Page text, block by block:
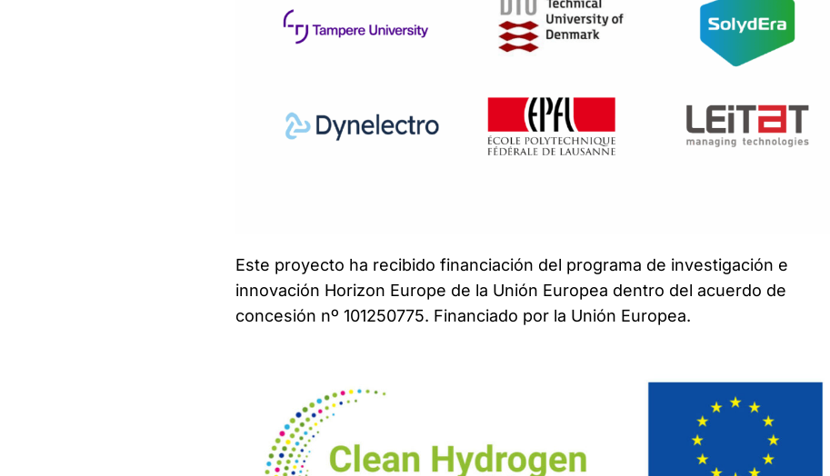
Este proyecto ha recibido financiación del programa de investigación e
innovación Horizon Europe de la Unión Europea dentro del acuerdo de
concesión nº 101250775. Financiado por la Unión Europea.